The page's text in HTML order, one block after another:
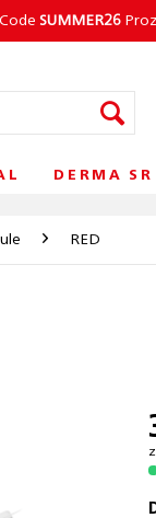
SUMMER26
DERMA SR
RED